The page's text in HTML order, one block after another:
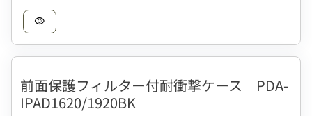
visibility
前面保護フィルター付耐衝撃ケース PDA-
IPAD1620/1920BK